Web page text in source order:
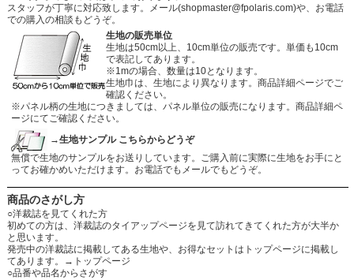
スタッフが丁寧に対応致します。メール(shopmaster@fpolaris.com)や、お電話
での購入の相談もどうぞ。
生地の販売単位
生地は50cm以上、10cm単位の販売です。単価も10cm
で表記してあります。
※1mの場合、数量は10となります。
生地巾は、生地により異なります。商品詳細ページでご
確認ください。
※パネル柄の生地につきましては、パネル単位の販売になります。商品詳細ペ
ージにてご確認ください。
→生地サンプル こちらからどうぞ
無償で生地のサンプルをお送りしています。ご購入前に実際に生地をお手にと
ってお確かめいただけます。お電話でもメールでもどうぞ。
商品のさがし方
○洋裁誌を見てくれた方
初めての方は、洋裁誌のタイアップページを見て訪れてきてくれた方が大半か
と思います。
発売中の洋裁誌に掲載してある生地や、お得なセットはトップページに掲載し
てあります。
→トップページ
○品番や品名からさがす